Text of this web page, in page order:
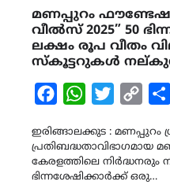
മണപ്പുറം
വീൽസ് 2025” 50
ലക്ഷം രൂപ വീതം
സ്‌കൂട്ടറുകൾ
FacebookWhatsAppTwitterCopy
ഇരിങ്ങാലക്കുട : മണപ്പുറം
പ്രതിബദ്ധതാവിഭാഗമായ
കേരളത്തിലെ നിർദ്ധനരും
ഭിന്നശേഷിക്കാർക്ക് ഒരു…